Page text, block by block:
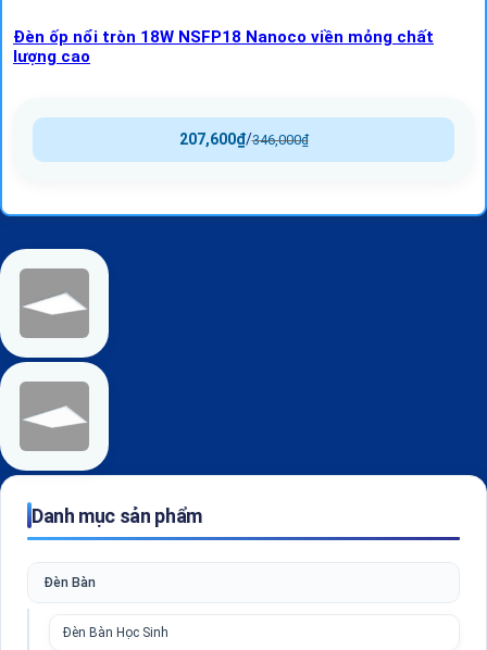
Đèn ốp nổi tròn 18W NSFP18 Nanoco viền mỏng chất
lượng cao
346,000₫
/
207,600₫
Danh mục sản phẩm
Đèn Bàn
Đèn Bàn Học Sinh